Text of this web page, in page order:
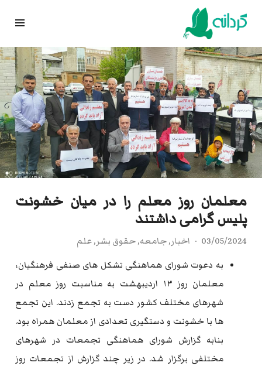
Skip
content
معلمان روز معلم را در میان خشونت
پلیس گرامی داشتند
03/05/2024 اخبار,جامعه,حقوق بشر,علم
به دعوت شورای هماهنگی تشکل های صنفی فرهنگیان،
معلمان روز ۱۳ اردیبهشت به مناسبت روز معلم در
شهرهای مختلف کشور دست به تجمع زدند. این تجمع
ها با خشونت و دستگیری تعدادی از معلمان همراه بود.
بنابه گزارش شورای هماهنگی تجمعات در شهرهای
مختلفی برگزار شد. در زیر چند گزارش از تجمعات روز